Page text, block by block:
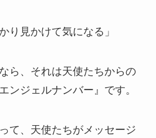
り見かけて気になる」
ら、それは天使たちからの
ンジェルナンバー』です。
て、天使たちがメッセージ